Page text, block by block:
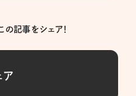
記事をシェア！
ア